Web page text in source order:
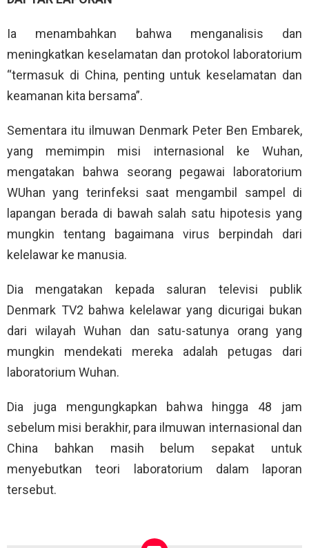
Ia menambahkan bahwa menganalisis dan
meningkatkan keselamatan dan protokol laboratorium
“termasuk di China, penting untuk keselamatan dan
keamanan kita bersama”.
Sementara itu ilmuwan Denmark Peter Ben Embarek,
yang memimpin misi internasional ke Wuhan,
mengatakan bahwa seorang pegawai laboratorium
WUhan yang terinfeksi saat mengambil sampel di
lapangan berada di bawah salah satu hipotesis yang
mungkin tentang bagaimana virus berpindah dari
kelelawar ke manusia.
Dia mengatakan kepada saluran televisi publik
Denmark TV2 bahwa kelelawar yang dicurigai bukan
dari wilayah Wuhan dan satu-satunya orang yang
mungkin mendekati mereka adalah petugas dari
laboratorium Wuhan.
Dia juga mengungkapkan bahwa hingga 48 jam
sebelum misi berakhir, para ilmuwan internasional dan
China bahkan masih belum sepakat untuk
menyebutkan teori laboratorium dalam laporan
tersebut.